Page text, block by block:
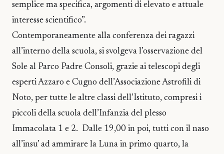
semplice ma specifica, argomenti di elevato e attuale
interesse scientifico”.
Contemporaneamente alla conferenza dei ragazzi
all’interno della scuola, si svolgeva l’osservazione del
Sole al Parco Padre Consoli, grazie ai telescopi degli
esperti Azzaro e Cugno dell’Associazione Astrofili di
Noto, per tutte le altre classi dell’Istituto, compresi i
piccoli della scuola dell’Infanzia del plesso
Immacolata 1 e 2. Dalle 19,00 in poi, tutti con il naso
all’insu’ ad ammirare la Luna in primo quarto, la